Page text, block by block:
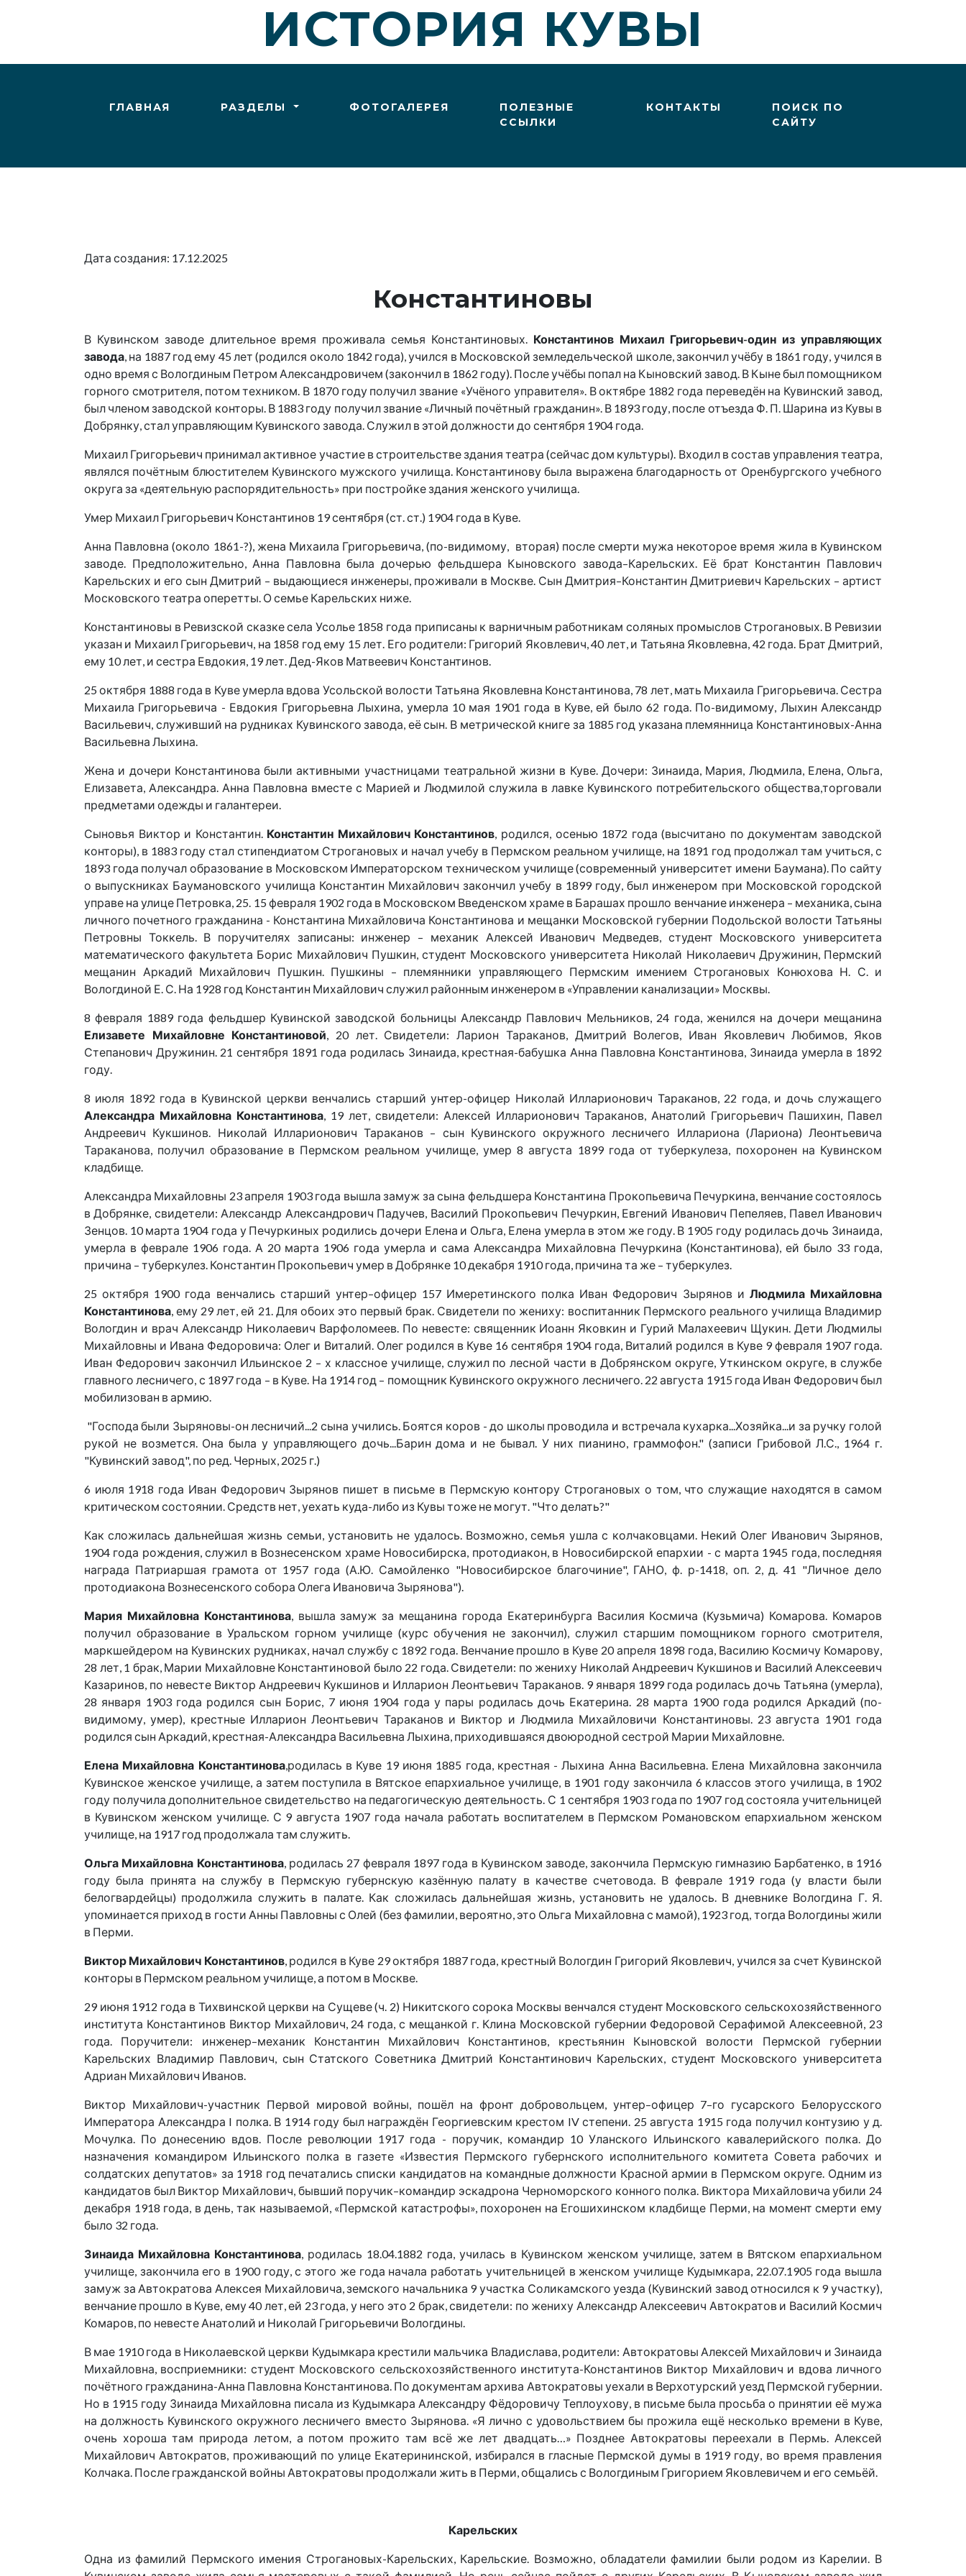
ИСТОРИЯ КУВЫ
ГЛАВНАЯ РАЗДЕЛЫ ФОТОГАЛЕРЕЯ
ПОЛЕЗНЫЕ
ССЫЛКИ
КОНТАКТЫ
ПОИСК ПО
САЙТУ
Дата создания: 17.12.2025
Константиновы
В Кувинском заводе длительное время проживала семья Константиновых. Константинов Михаил Григорьевич-один из управляющих
завода, на 1887 год ему 45 лет (родился около 1842 года), учился в Московской земледельческой школе, закончил учёбу в 1861 году, учился в
одно время с Вологдиным Петром Александровичем (закончил в 1862 году). После учёбы попал на Кыновский завод. В Кыне был помощником
горного смотрителя, потом техником. В 1870 году получил звание «Учёного управителя». В октябре 1882 года переведён на Кувинский завод,
был членом заводской конторы. В 1883 году получил звание «Личный почётный гражданин». В 1893 году, после отъезда Ф. П. Шарина из Кувы в
Добрянку, стал управляющим Кувинского завода. Служил в этой должности до сентября 1904 года.
Михаил Григорьевич принимал активное участие в строительстве здания театра (сейчас дом культуры). Входил в состав управления театра,
являлся почётным блюстителем Кувинского мужского училища. Константинову была выражена благодарность от Оренбургского учебного
округа за «деятельную распорядительность» при постройке здания женского училища.
Умер Михаил Григорьевич Константинов 19 сентября (ст. ст.) 1904 года в Куве.
Анна Павловна (около 1861-?), жена Михаила Григорьевича, (по-видимому, вторая) после смерти мужа некоторое время жила в Кувинском
заводе. Предположительно, Анна Павловна была дочерью фельдшера Кыновского завода–Карельских. Её брат Константин Павлович
Карельских и его сын Дмитрий – выдающиеся инженеры, проживали в Москве. Сын Дмитрия–Константин Дмитриевич Карельских – артист
Московского театра оперетты. О семье Карельских ниже.
Константиновы в Ревизской сказке села Усолье 1858 года приписаны к варничным работникам соляных промыслов Строгановых. В Ревизии
указан и Михаил Григорьевич, на 1858 год ему 15 лет. Его родители: Григорий Яковлевич, 40 лет, и Татьяна Яковлевна, 42 года. Брат Дмитрий,
ему 10 лет, и сестра Евдокия, 19 лет. Дед-Яков Матвеевич Константинов.
25 октября 1888 года в Куве умерла вдова Усольской волости Татьяна Яковлевна Константинова, 78 лет, мать Михаила Григорьевича. Сестра
Михаила Григорьевича - Евдокия Григорьевна Лыхина, умерла 10 мая 1901 года в Куве, ей было 62 года. По-видимому, Лыхин Александр
Васильевич, служивший на рудниках Кувинского завода, её сын. В метрической книге за 1885 год указана племянница Константиновых-Анна
Васильевна Лыхина.
Жена и дочери Константинова были активными участницами театральной жизни в Куве. Дочери: Зинаида, Мария, Людмила, Елена, Ольга,
Елизавета, Александра. Анна Павловна вместе с Марией и Людмилой служила в лавке Кувинского потребительского общества,торговали
предметами одежды и галантереи.
Сыновья Виктор и Константин. Константин Михайлович Константинов, родился, осенью 1872 года (высчитано по документам заводской
конторы), в 1883 году стал стипендиатом Строгановых и начал учебу в Пермском реальном училище, на 1891 год продолжал там учиться, с
1893 года получал образование в Московском Императорском техническом училище (современный университет имени Баумана). По сайту
о выпускниках Баумановского училища Константин Михайлович закончил учебу в 1899 году, был инженером при Московской городской
управе на улице Петровка, 25. 15 февраля 1902 года в Московском Введенском храме в Барашах прошло венчание инженера – механика, сына
личного почетного гражданина - Константина Михайловича Константинова и мещанки Московской губернии Подольской волости Татьяны
Петровны Токкель. В поручителях записаны: инженер – механик Алексей Иванович Медведев, студент Московского университета
математического факультета Борис Михайлович Пушкин, студент Московского университета Николай Николаевич Дружинин, Пермский
мещанин Аркадий Михайлович Пушкин. Пушкины – племянники управляющего Пермским имением Строгановых Конюхова Н. С. и
Вологдиной Е. С. На 1928 год Константин Михайлович служил районным инженером в «Управлении канализации» Москвы.
8 февраля 1889 года фельдшер Кувинской заводской больницы Александр Павлович Мельников, 24 года, женился на дочери мещанина
Елизавете Михайловне Константиновой, 20 лет. Свидетели: Ларион Тараканов, Дмитрий Волегов, Иван Яковлевич Любимов, Яков
Степанович Дружинин. 21 сентября 1891 года родилась Зинаида, крестная-бабушка Анна Павловна Константинова, Зинаида умерла в 1892
году.
8 июля 1892 года в Кувинской церкви венчались старший унтер-офицер Николай Илларионович Тараканов, 22 года, и дочь служащего
Александра Михайловна Константинова, 19 лет, свидетели: Алексей Илларионович Тараканов, Анатолий Григорьевич Пашихин, Павел
Андреевич Кукшинов. Николай Илларионович Тараканов – сын Кувинского окружного лесничего Иллариона (Лариона) Леонтьевича
Тараканова, получил образование в Пермском реальном училище, умер 8 августа 1899 года от туберкулеза, похоронен на Кувинском
кладбище.
Александра Михайловны 23 апреля 1903 года вышла замуж за сына фельдшера Константина Прокопьевича Печуркина, венчание состоялось
в Добрянке, свидетели: Александр Александрович Падучев, Василий Прокопьевич Печуркин, Евгений Иванович Пепеляев, Павел Иванович
Зенцов. 10 марта 1904 года у Печуркиных родились дочери Елена и Ольга, Елена умерла в этом же году. В 1905 году родилась дочь Зинаида,
умерла в феврале 1906 года. А 20 марта 1906 года умерла и сама Александра Михайловна Печуркина (Константинова), ей было 33 года,
причина – туберкулез. Константин Прокопьевич умер в Добрянке 10 декабря 1910 года, причина та же – туберкулез.
25 октября 1900 года венчались старший унтер–офицер 157 Имеретинского полка Иван Федорович Зырянов и Людмила Михайловна
Константинова, ему 29 лет, ей 21. Для обоих это первый брак. Свидетели по жениху: воспитанник Пермского реального училища Владимир
Вологдин и врач Александр Николаевич Варфоломеев. По невесте: священник Иоанн Яковкин и Гурий Малахеевич Щукин. Дети Людмилы
Михайловны и Ивана Федоровича: Олег и Виталий. Олег родился в Куве 16 сентября 1904 года, Виталий родился в Куве 9 февраля 1907 года.
Иван Федорович закончил Ильинское 2 – х классное училище, служил по лесной части в Добрянском округе, Уткинском округе, в службе
главного лесничего, с 1897 года – в Куве. На 1914 год – помощник Кувинского окружного лесничего. 22 августа 1915 года Иван Федорович был
мобилизован в армию.
"Господа были Зыряновы-он лесничий...2 сына учились. Боятся коров - до школы проводила и встречала кухарка...Хозяйка...и за ручку голой
рукой не возмется. Она была у управляющего дочь...Барин дома и не бывал. У них пианино, граммофон." (записи Грибовой Л.С., 1964 г.
"Кувинский завод", по ред. Черных, 2025 г.)
6 июля 1918 года Иван Федорович Зырянов пишет в письме в Пермскую контору Строгановых о том, что служащие находятся в самом
критическом состоянии. Средств нет, уехать куда-либо из Кувы тоже не могут. "Что делать?"
Как сложилась дальнейшая жизнь семьи, установить не удалось. Возможно, семья ушла с колчаковцами. Некий Олег Иванович Зырянов,
1904 года рождения, служил в Вознесенском храме Новосибирска, протодиакон, в Новосибирской епархии - с марта 1945 года, последняя
награда Патриаршая грамота от 1957 года (А.Ю. Самойленко "Новосибирское благочиние", ГАНО, ф. р-1418, оп. 2, д. 41 "Личное дело
протодиакона Вознесенского собора Олега Ивановича Зырянова").
Мария Михайловна Константинова, вышла замуж за мещанина города Екатеринбурга Василия Космича (Кузьмича) Комарова. Комаров
получил образование в Уральском горном училище (курс обучения не закончил), служил старшим помощником горного смотрителя,
маркшейдером на Кувинских рудниках, начал службу с 1892 года. Венчание прошло в Куве 20 апреля 1898 года, Василию Космичу Комарову,
28 лет, 1 брак, Марии Михайловне Константиновой было 22 года. Свидетели: по жениху Николай Андреевич Кукшинов и Василий Алексеевич
Казаринов, по невесте Виктор Андреевич Кукшинов и Илларион Леонтьевич Тараканов. 9 января 1899 года родилась дочь Татьяна (умерла),
28 января 1903 года родился сын Борис, 7 июня 1904 года у пары родилась дочь Екатерина. 28 марта 1900 года родился Аркадий (по-
видимому, умер), крестные Илларион Леонтьевич Тараканов и Виктор и Людмила Михайловичи Константиновы. 23 августа 1901 года
родился сын Аркадий, крестная-Александра Васильевна Лыхина, приходившаяся двоюродной сестрой Марии Михайловне.
Елена Михайловна Константинова,родилась в Куве 19 июня 1885 года, крестная - Лыхина Анна Васильевна. Елена Михайловна закончила
Кувинское женское училище, а затем поступила в Вятское епархиальное училище, в 1901 году закончила 6 классов этого училища, в 1902
году получила дополнительное свидетельство на педагогическую деятельность. С 1 сентября 1903 года по 1907 год состояла учительницей
в Кувинском женском училище. С 9 августа 1907 года начала работать воспитателем в Пермском Романовском епархиальном женском
училище, на 1917 год продолжала там служить.
Ольга Михайловна Константинова, родилась 27 февраля 1897 года в Кувинском заводе, закончила Пермскую гимназию Барбатенко, в 1916
году была принята на службу в Пермскую губернскую казённую палату в качестве счетовода. В феврале 1919 года (у власти были
белогвардейцы) продолжила служить в палате. Как сложилась дальнейшая жизнь, установить не удалось. В дневнике Вологдина Г. Я.
упоминается приход в гости Анны Павловны с Олей (без фамилии, вероятно, это Ольга Михайловна с мамой), 1923 год, тогда Вологдины жили
в Перми.
Виктор Михайлович Константинов, родился в Куве 29 октября 1887 года, крестный Вологдин Григорий Яковлевич, учился за счет Кувинской
конторы в Пермском реальном училище, а потом в Москве.
29 июня 1912 года в Тихвинской церкви на Сущеве (ч. 2) Никитского сорока Москвы венчался студент Московского сельскохозяйственного
института Константинов Виктор Михайлович, 24 года, с мещанкой г. Клина Московской губернии Федоровой Серафимой Алексеевной, 23
года. Поручители: инженер–механик Константин Михайлович Константинов, крестьянин Кыновской волости Пермской губернии
Карельских Владимир Павлович, сын Статского Советника Дмитрий Константинович Карельских, студент Московского университета
Адриан Михайлович Иванов.
Виктор Михайлович-участник Первой мировой войны, пошёл на фронт добровольцем, унтер–офицер 7–го гусарского Белорусского
Императора Александра I полка. В 1914 году был награждён Георгиевским крестом IV степени. 25 августа 1915 года получил контузию у д.
Мочулка. По донесению вдов. После революции 1917 года - поручик, командир 10 Уланского Ильинского кавалерийского полка. До
назначения командиром Ильинского полка в газете «Известия Пермского губернского исполнительного комитета Совета рабочих и
солдатских депутатов» за 1918 год печатались списки кандидатов на командные должности Красной армии в Пермском округе. Одним из
кандидатов был Виктор Михайлович, бывший поручик–командир эскадрона Черноморского конного полка. Виктора Михайловича убили 24
декабря 1918 года, в день, так называемой, «Пермской катастрофы», похоронен на Егошихинском кладбище Перми, на момент смерти ему
было 32 года.
Зинаида Михайловна Константинова, родилась 18.04.1882 года, училась в Кувинском женском училище, затем в Вятском епархиальном
училище, закончила его в 1900 году, с этого же года начала работать учительницей в женском училище Кудымкара, 22.07.1905 года вышла
замуж за Автократова Алексея Михайловича, земского начальника 9 участка Соликамского уезда (Кувинский завод относился к 9 участку),
венчание прошло в Куве, ему 40 лет, ей 23 года, у него это 2 брак, свидетели: по жениху Александр Алексеевич Автократов и Василий Космич
Комаров, по невесте Анатолий и Николай Григорьевичи Вологдины.
В мае 1910 года в Николаевской церкви Кудымкара крестили мальчика Владислава, родители: Автократовы Алексей Михайлович и Зинаида
Михайловна, восприемники: студент Московского сельскохозяйственного института-Константинов Виктор Михайлович и вдова личного
почётного гражданина-Анна Павловна Константинова. По документам архива Автократовы уехали в Верхотурский уезд Пермской губернии.
Но в 1915 году Зинаида Михайловна писала из Кудымкара Александру Фёдоровичу Теплоухову, в письме была просьба о принятии её мужа
на должность Кувинского окружного лесничего вместо Зырянова. «Я лично с удовольствием бы прожила ещё несколько времени в Куве,
очень хороша там природа летом, а потом прожито там всё же лет двадцать…» Позднее Автократовы переехали в Пермь. Алексей
Михайлович Автократов, проживающий по улице Екатерининской, избирался в гласные Пермской думы в 1919 году, во время правления
Колчака. После гражданской войны Автократовы продолжали жить в Перми, общались с Вологдиным Григорием Яковлевичем и его семьёй.
Карельских
Одна из фамилий Пермского имения Строгановых-Карельских, Карельские. Возможно, обладатели фамилии были родом из Карелии. В